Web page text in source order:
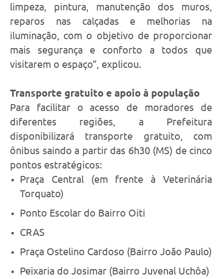
limpeza, pintura, manutenção dos muros,
reparos nas calçadas e melhorias na
iluminação, com o objetivo de proporcionar
mais segurança e conforto a todos que
visitarem o espaço”, explicou.
Transporte gratuito e apoio à população
Para facilitar o acesso de moradores de
diferentes regiões, a Prefeitura
disponibilizará transporte gratuito, com
ônibus saindo a partir das 6h30 (MS) de cinco
pontos estratégicos:
Praça Central (em frente à Veterinária
Torquato)
Ponto Escolar do Bairro Oiti
CRAS
Praça Ostelino Cardoso (Bairro João Paulo)
Peixaria do Josimar (Bairro Juvenal Uchôa)